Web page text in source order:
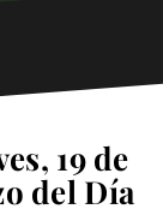
19 de
del Día